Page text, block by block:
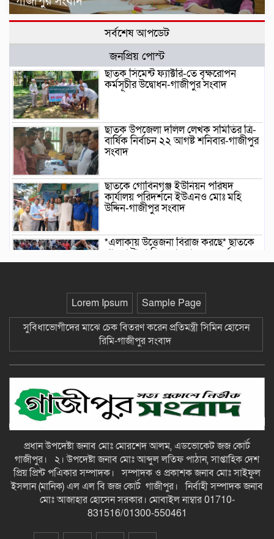
সর্বশেষ আপডেট
জনপ্রিয় পোস্ট
ছাতক সিমেন্ট ফ্যাক্টরি-তে বৃক্ষরোপন
কর্মসূচীর উদ্বোধন-গাজীপুর সংবাদ
ছাতক উপজেলা দলিল লেখক সমিতির ত্রি-
বার্ষিক নির্বাচন ২২ আগষ্ট শনিবার-গাজীপুর
সংবাদ
ছাতকে গোবিনগঞ্জ ইউনিয়ন পরিষদ
কার্যালয় পরিদর্শনে ইউএনও মোঃ মহি
উদ্দিন-গাজীপুর সংবাদ
*এলাকায় উত্তেজনা বিরাজ করছে* ছাতকে
পাওনা টাকা নিয়ে হামলা ও সংঘর্ষের
ঘটনায় আহত-৮ জন-গাজীপুর সংবাদ
ছাতকে আলীগঞ্জ বাজারে সাবেক মেম্বার
আব্দুন নুরের উপর সন্ত্রাসী হামলায় প্রতিবাদ
সভা-গাজীপুর সংবাদ
জুলাই গন-অভ্যুত্থান দিবস উপলক্ষে
চিত্রাঙ্কন প্রতিযোগিতায় সাংবাদিক কন্যা
নীলা ১ম স্হান করেছে-গাজীপুর সংবাদ
ছাতকে বিদ্যুৎ বিল, লোডশেডিংয়ের
প্রতিবাদে চরবাড়ুকা গ্রামের গ্রাহকদের
প্রতিবাদ ও ক্ষোভ-গাজীপুর সংবাদ
১২ হাজার টাকার ঋণে ১৩ লাখ টাকার
মামলা: সুদের ফাঁদে নীরব নির্যাতনের
শিকার, গ্রেপ্তার সুদ ব্যবসায়ী-গাজীপুর
সংবাদ
মুখরিত রাণীশংকৈল মডেল মসজিদ, শুরু
Lorem Ipsum
Sample Page
সুবিধাভোগীদের মাঝে চেক বিতরণ করেন প্রতিমন্ত্রী সিমিন হোসেন
রিমি-গাজীপুর সংবাদ
প্রধান উপদেষ্টা জনাব মোঃ মোরশেদ আলম, এডভোকেট জজ কোর্ট
গাজীপুর। ২। উপদেষ্টা জনাব মোঃ আব্দুল লতিফ পাঠান, সাপ্তাহিক দেশ
প্রিয় প্রিন্ট পএিকার সম্পাদক। সম্পাদক ও প্রকাশক জনাব মোঃ সাইফুল
ইসলান (মানিক) এল এল বি জজ কোর্ট গাজীপুর। নির্বাহী সম্পাদক জনাব
মোঃ আজাহার হোসেন সরকার। মোবাইল নাম্বার 01710-
831516/01300-550461